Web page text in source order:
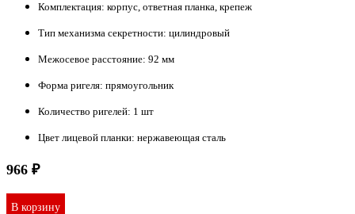
Комплектация: корпус, ответная планка, крепеж
Тип механизма секретности: цилиндровый
Межосевое расстояние: 92 мм
Форма ригеля: прямоугольник
Количество ригелей: 1 шт
Цвет лицевой планки: нержавеющая сталь
966 ₽
В корзину